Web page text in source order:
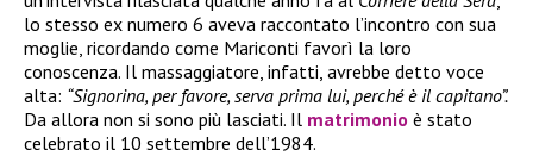
lo stesso ex numero 6 aveva raccontato l’incontro con sua
moglie, ricordando come Mariconti favorì la loro
conoscenza. Il massaggiatore, infatti, avrebbe detto voce
alta: “Signorina, per favore, serva prima lui, perché è il capitano”.
Da allora non si sono più lasciati. Il matrimonio è stato
celebrato il 10 settembre dell’1984.